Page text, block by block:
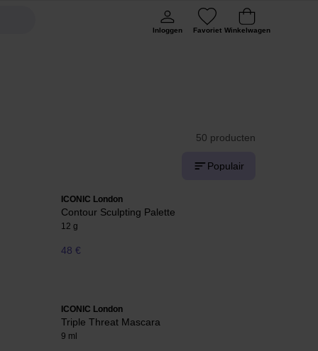
Inloggen Favoriet Winkelwagen
50 producten
Populair
ICONIC London
Contour Sculpting Palette
12 g
48 €
ICONIC London
Triple Threat Mascara
9 ml